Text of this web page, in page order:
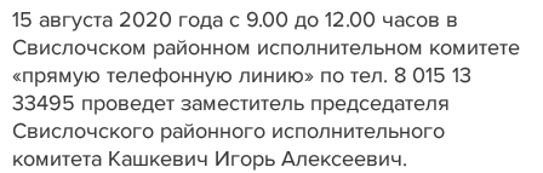
15 августа 2020 года с 9.00 до 12.00 часов в
Свислочском районном исполнительном комитете
«прямую телефонную линию» по тел. 8 015 13
33495 проведет заместитель председателя
Свислочского районного исполнительного
комитета Кашкевич Игорь Алексеевич.